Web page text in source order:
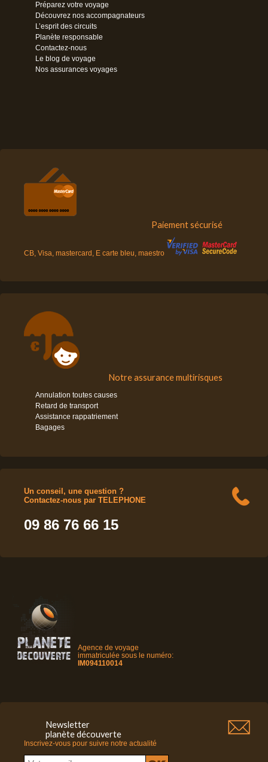
Préparez votre voyage
Découvrez nos accompagnateurs
L’esprit des circuits
Planète responsable
Contactez-nous
Le blog de voyage
Nos assurances voyages
Paiement sécurisé
CB, Visa, mastercard, E carte bleu, maestro
Notre assurance multirisques
Annulation toutes causes
Retard de transport
Assistance rappatriement
Bagages
Un conseil, une question ?
Contactez-nous par TELEPHONE
09 86 76 66 15
Agence de voyage
immatriculée sous le numéro:
IM094110014
Newsletter
planète découverte
Inscrivez-vous pour suivre notre actualité